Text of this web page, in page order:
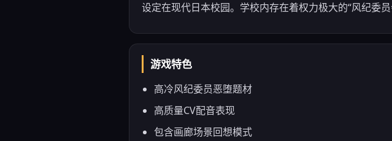
设定在现代日本校园。学校内存在着权力极大的“风纪委员
游戏特色
高冷风纪委员恶堕题材
高质量CV配音表现
包含画廊场景回想模式